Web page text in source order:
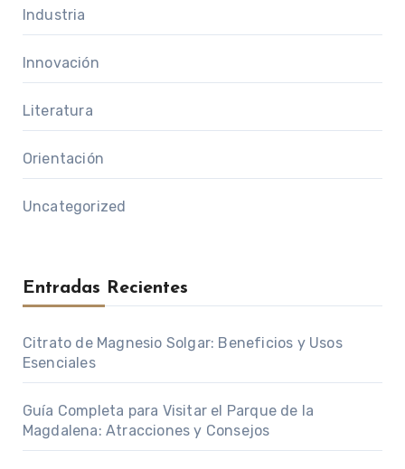
Industria
Innovación
Literatura
Orientación
Uncategorized
Entradas Recientes
Citrato de Magnesio Solgar: Beneficios y Usos
Esenciales
Guía Completa para Visitar el Parque de la
Magdalena: Atracciones y Consejos